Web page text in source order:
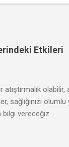
Etkileri
sağlığınızı
bilgi vereceğiz.